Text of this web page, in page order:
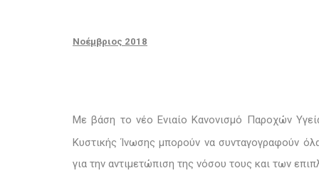
Νοέμβριος 2018
Με βάση το νέο Ενιαίο Κανονισμό Παροχών
Κυστικής Ίνωσης μπορούν να συνταγογραφούν
για την αντιμετώπιση της νόσου τους και των